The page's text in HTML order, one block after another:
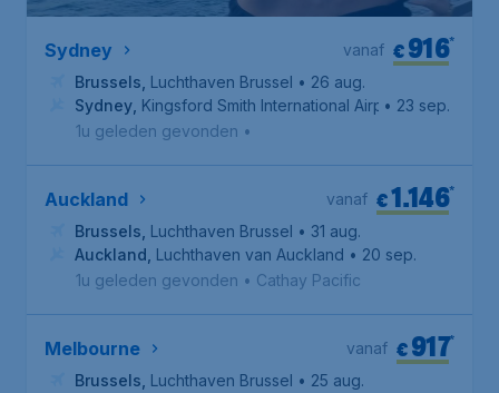
Sydney €916*
vanaf
Brussels Luchthaven Brussel • 26 aug.
Sydney Kingsford Smith International Airport• 23 sep.
1u geleden gevonden •
Auckland €1.146*
vanaf
Brussels Luchthaven Brussel • 31 aug.
Auckland Luchthaven van Auckland • 20 sep.
1u geleden gevonden • Cathay Pacific
Melbourne €917*
vanaf
Brussels Luchthaven Brussel • 25 aug.